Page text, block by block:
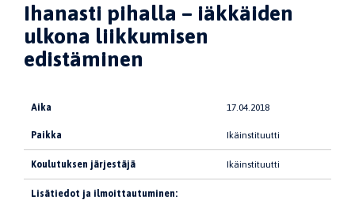
Ihanasti pihalla – iäkkäiden
ulkona liikkumisen
edistäminen
Aika 17.04.2018
Paikka Ikäinstituutti
Koulutuksen järjestäjä Ikäinstituutti
Lisätiedot ja ilmoittautuminen: